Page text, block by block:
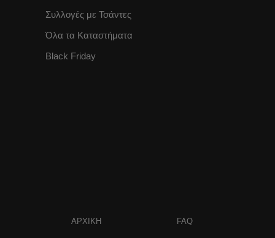
Συλλογές με Τσάντες
Όλα τα Καταστήματα
Black Friday
ΑΡΧΙΚΗ FAQ